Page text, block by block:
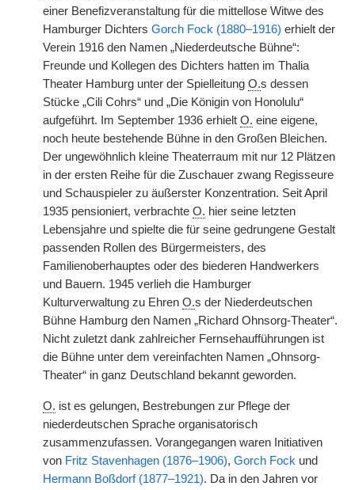
einer Benefizveranstaltung für die mittellose Witwe des
Hamburger Dichters Gorch Fock (1880–1916) erhielt der
Verein 1916 den Namen „Niederdeutsche Bühne“:
Freunde und Kollegen des Dichters hatten im Thalia
Theater Hamburg unter der Spielleitung O.s dessen
Stücke „Cili Cohrs“ und „Die Königin von Honolulu“
aufgeführt. Im September 1936 erhielt O. eine eigene,
noch heute bestehende Bühne in den Großen Bleichen.
Der ungewöhnlich kleine Theaterraum mit nur 12 Plätzen
in der ersten Reihe für die Zuschauer zwang Regisseure
und Schauspieler zu äußerster Konzentration. Seit April
1935 pensioniert, verbrachte O. hier seine letzten
Lebensjahre und spielte die für seine gedrungene Gestalt
passenden Rollen des Bürgermeisters, des
Familienoberhauptes oder des biederen Handwerkers
und Bauern. 1945 verlieh die Hamburger
Kulturverwaltung zu Ehren O.s der Niederdeutschen
Bühne Hamburg den Namen „Richard Ohnsorg-Theater“.
Nicht zuletzt dank zahlreicher Fernsehaufführungen ist
die Bühne unter dem vereinfachten Namen „Ohnsorg-
Theater“ in ganz Deutschland bekannt geworden.
O. ist es gelungen, Bestrebungen zur Pflege der
niederdeutschen Sprache organisatorisch
zusammenzufassen. Vorangegangen waren Initiativen
von Fritz Stavenhagen (1876–1906), Gorch Fock und
Hermann Boßdorf (1877–1921). Da in den Jahren vor